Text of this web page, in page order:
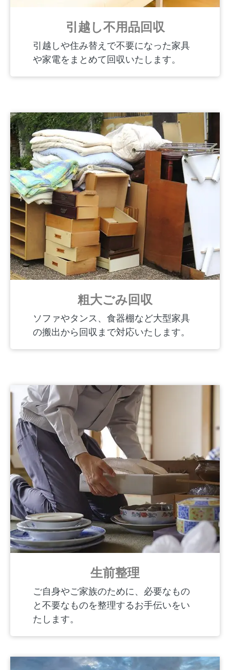
引越し不用品回収
引越しや住み替えで不要になった家具
や家電をまとめて回収いたします。
粗大ごみ回収
ソファやタンス、食器棚など大型家具
の搬出から回収まで対応いたします。
生前整理
ご自身やご家族のために、必要なもの
と不要なものを整理するお手伝いをい
たします。